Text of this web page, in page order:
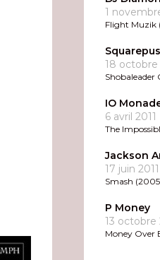
1
Flight Muzik
18 octobre
Shobaleader
IO
6 avril 2011
The
Jackson
17 juin 2011
Smash
P Money
13 octobre
Money Over